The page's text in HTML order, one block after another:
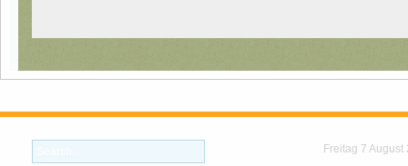
Freitag 7 August